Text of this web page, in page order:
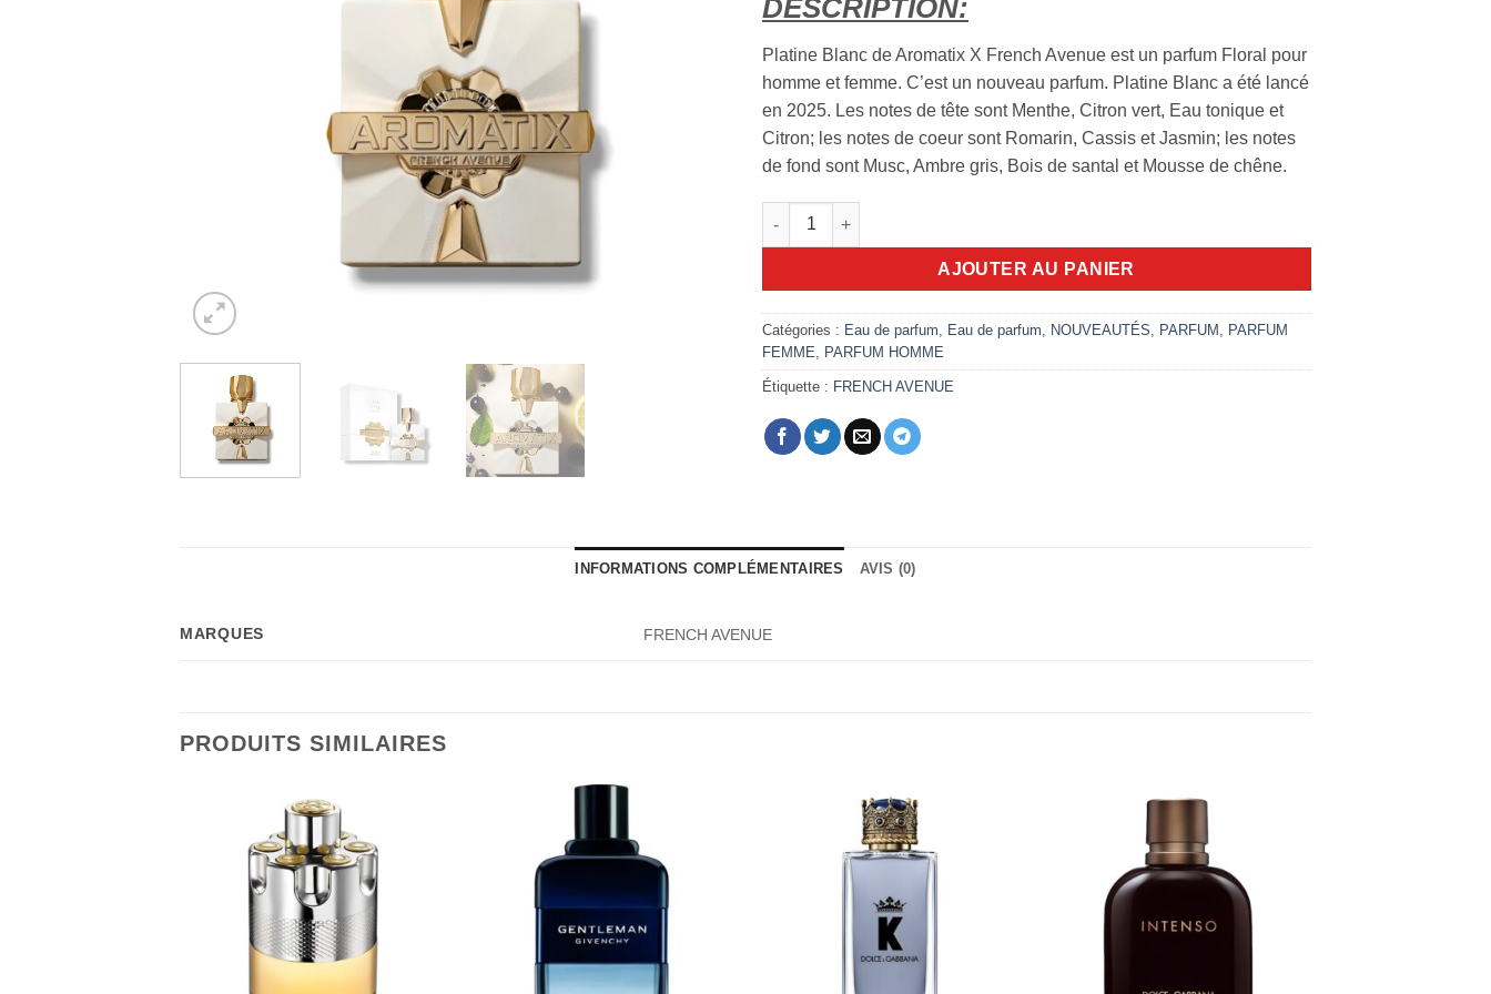
DESCRIPTION:
Platine Blanc de Aromatix X French Avenue est un parfum Floral pour
homme et femme. C’est un nouveau parfum. Platine Blanc a été lancé
en 2025. Les notes de tête sont Menthe, Citron vert, Eau tonique et
Citron; les notes de coeur sont Romarin, Cassis et Jasmin; les notes
de fond sont Musc, Ambre gris, Bois de santal et Mousse de chêne.
quantité de Platine Blanc Aromatix X French Avenue 100ml EDP
AJOUTER AU PANIER
Catégories : Eau de parfum, Eau de parfum, NOUVEAUTÉS, PARFUM , PARFUM
FEMME, PARFUM HOMME
Étiquette : FRENCH AVENUE
INFORMATIONS COMPLÉMENTAIRES AVIS (0)
MARQUES FRENCH AVENUE
PRODUITS SIMILAIRES